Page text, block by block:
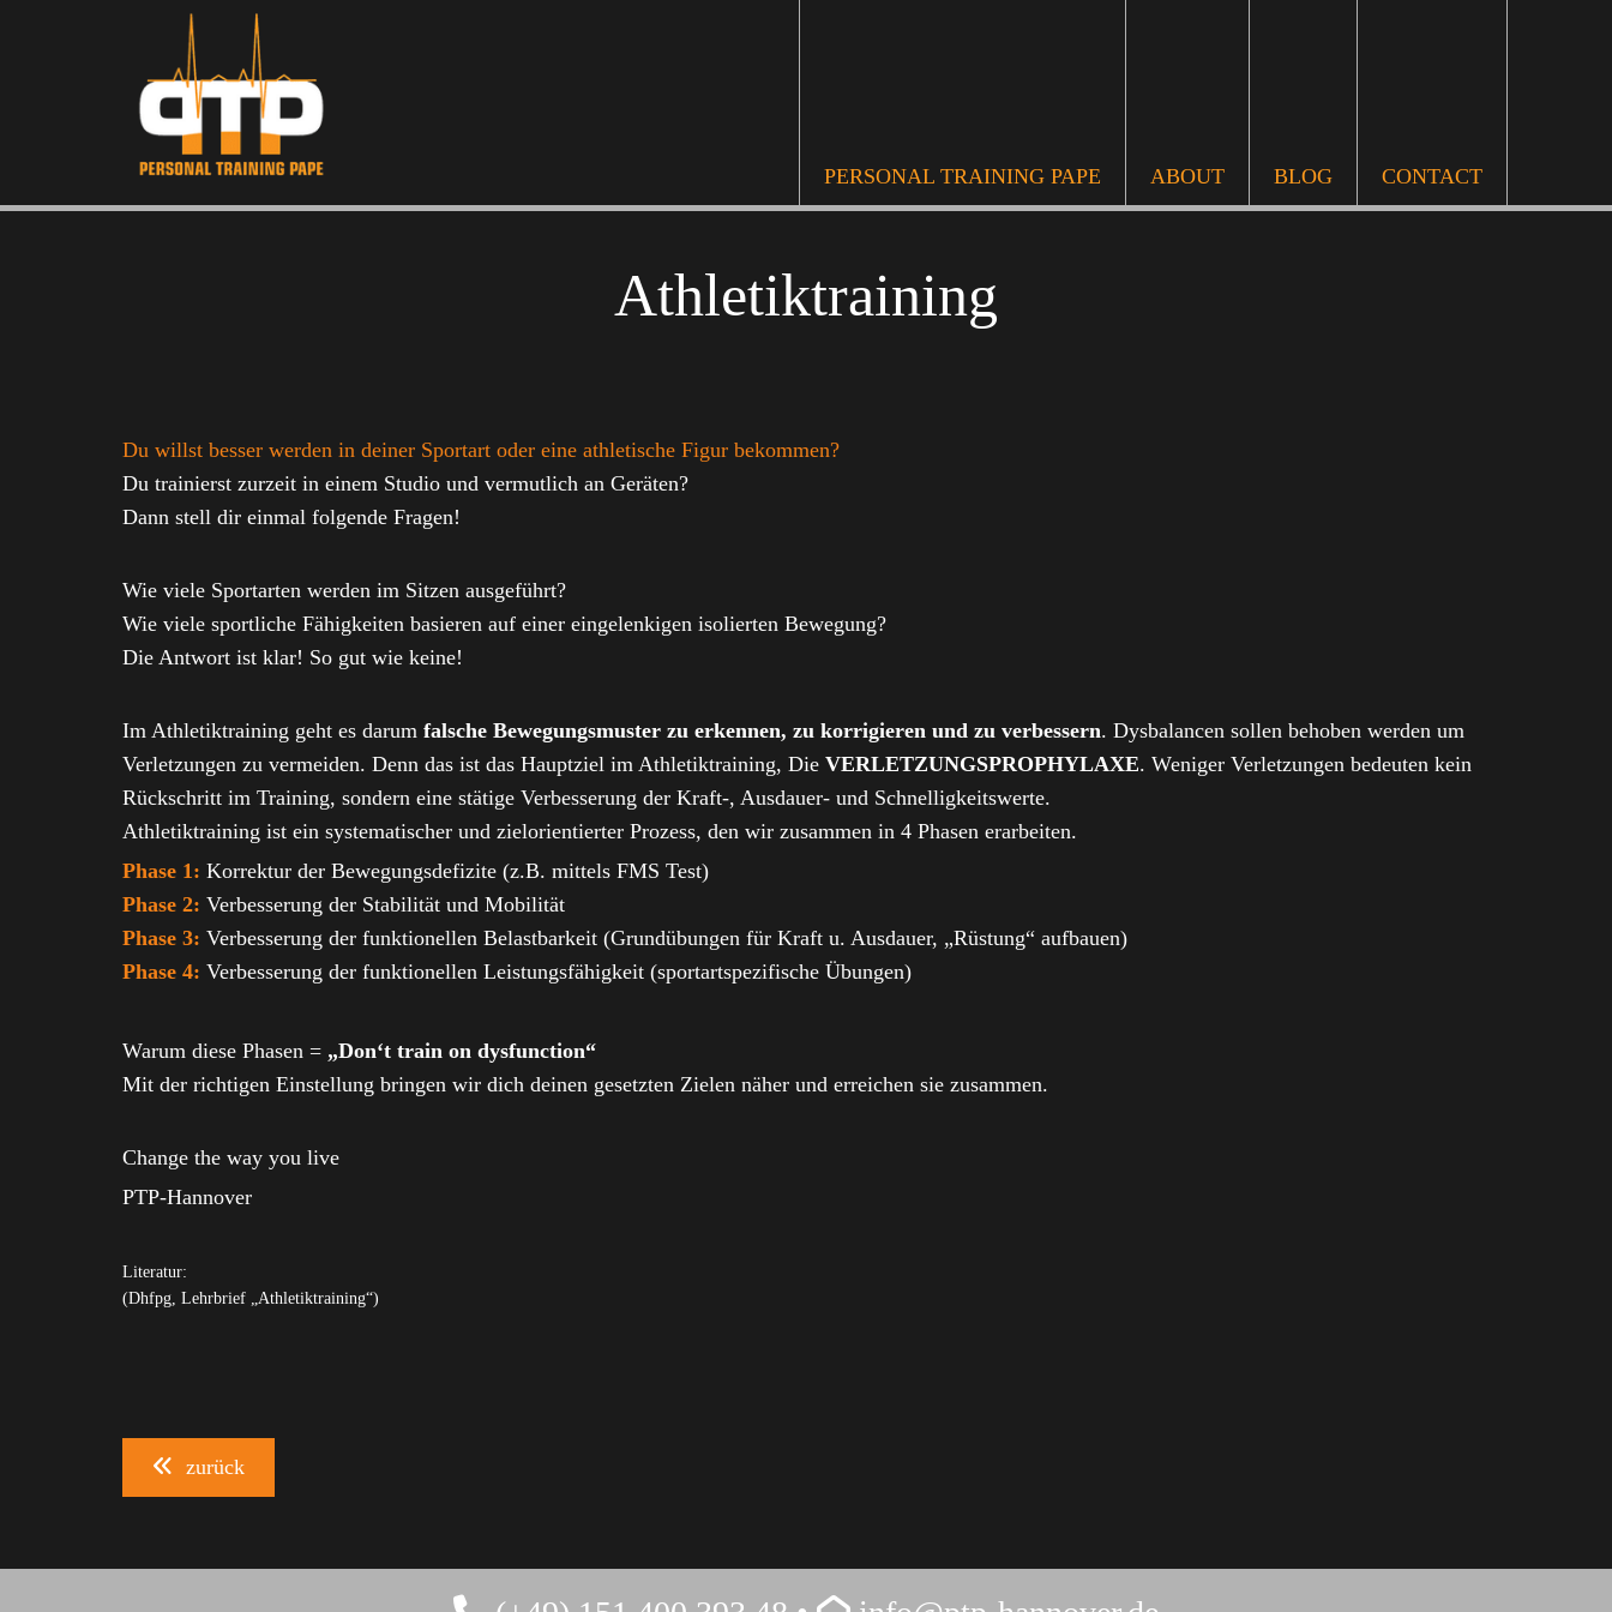
PERSONAL TRAINING PAPE ABOUT BLOG CONTACT
Athletiktraining
Du willst besser werden in deiner Sportart oder eine athletische Figur bekommen?
Du trainierst zurzeit in einem Studio und vermutlich an Geräten?
Dann stell dir einmal folgende Fragen!
Wie viele Sportarten werden im Sitzen ausgeführt?
Wie viele sportliche Fähigkeiten basieren auf einer eingelenkigen isolierten Bewegung?
Die Antwort ist klar! So gut wie keine!
Im Athletiktraining geht es darum falsche Bewegungsmuster zu erkennen, zu korrigieren und zu verbessern. Dysbalancen sollen behoben werden um
Verletzungen zu vermeiden. Denn das ist das Hauptziel im Athletiktraining, Die VERLETZUNGSPROPHYLAXE. Weniger Verletzungen bedeuten kein
Rückschritt im Training, sondern eine stätige Verbesserung der Kraft-, Ausdauer- und Schnelligkeitswerte.
Athletiktraining ist ein systematischer und zielorientierter Prozess, den wir zusammen in 4 Phasen erarbeiten.
Phase 1: Korrektur der Bewegungsdefizite (z.B. mittels FMS Test)
Phase 2: Verbesserung der Stabilität und Mobilität
Phase 3: Verbesserung der funktionellen Belastbarkeit (Grundübungen für Kraft u. Ausdauer, „Rüstung“ aufbauen)
Phase 4: Verbesserung der funktionellen Leistungsfähigkeit (sportartspezifische Übungen)
Warum diese Phasen = „Don‘t train on dysfunction“
Mit der richtigen Einstellung bringen wir dich deinen gesetzten Zielen näher und erreichen sie zusammen.
Change the way you live
PTP-Hannover
Literatur:
(Dhfpg, Lehrbrief „Athletiktraining“)
zurück